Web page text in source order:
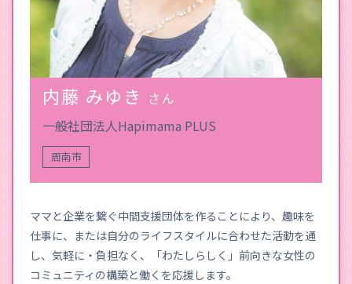
内藤 みゆき さん
一般社団法人Hapimama PLUS
周南市
ママと企業を繋ぐ中間支援団体を作ることにより、趣味を
仕事に、または自分のライフスタイルに合わせた活動を通
し、気軽に・負担なく、「わたしらしく」前向きな女性の
コミュニティの構築と働くを応援します。